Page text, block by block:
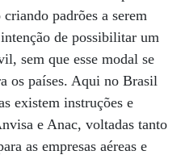
padrões a serem
de possibilitar um
sem que esse modal se
os países. Aqui no Brasil
existem instruções e
e Anac, voltadas tanto
as empresas aéreas e